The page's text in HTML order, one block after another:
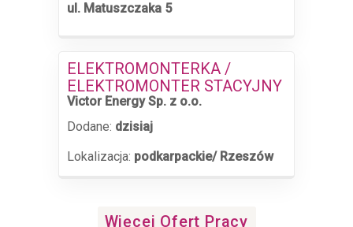
ul. Matuszczaka 5
ELEKTROMONTERKA /
ELEKTROMONTER STACYJNY
Victor Energy Sp. z o.o.
Dodane: dzisiaj
Lokalizacja: podkarpackie/ Rzeszów
Więcej Ofert Pracy